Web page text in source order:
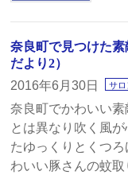
奈良町で見つけた
だより2）
2016年6月30日
サロ
奈良町でかわいい
とは異なり吹く風
たゆっくりとくつ
わいい豚さんの蚊